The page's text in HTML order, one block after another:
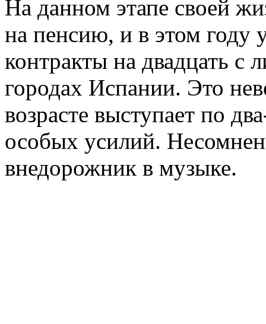
На данном этапе своей
на пенсию, и в этом году
контракты на двадцать
городах Испании. Это
возрасте выступает по
особых усилий.
внедорожник в музыке.